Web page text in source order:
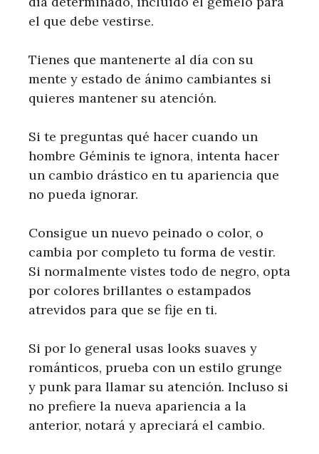
el que debe vestirse.
Tienes que mantenerte al día con su
mente y estado de ánimo cambiantes si
quieres mantener su atención.
Si te preguntas qué hacer cuando un
hombre Géminis te ignora, intenta hacer
un cambio drástico en tu apariencia que
no pueda ignorar.
Consigue un nuevo peinado o color, o
cambia por completo tu forma de vestir.
Si normalmente vistes todo de negro, opta
por colores brillantes o estampados
atrevidos para que se fije en ti.
Si por lo general usas looks suaves y
románticos, prueba con un estilo grunge
y punk para llamar su atención. Incluso si
no prefiere la nueva apariencia a la
anterior, notará y apreciará el cambio.